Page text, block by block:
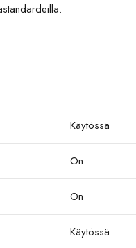
Käytössä
On
On
Käytössä